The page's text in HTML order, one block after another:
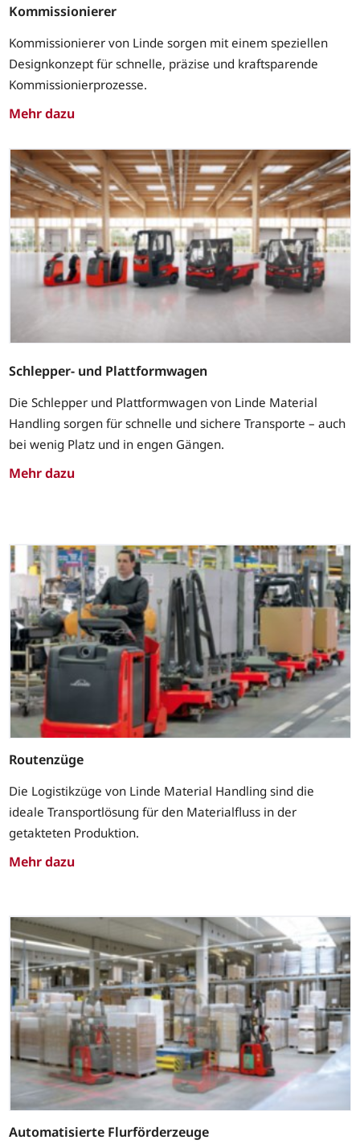
Kommissionierer
Kommissionierer von Linde sorgen mit einem speziellen
Designkonzept für schnelle, präzise und kraftsparende
Kommissionierprozesse.
Mehr dazu
Schlepper- und Plattformwagen
Die Schlepper und Plattformwagen von Linde Material
Handling sorgen für schnelle und sichere Transporte – auch
bei wenig Platz und in engen Gängen.
Mehr dazu
Routenzüge
Die Logistikzüge von Linde Material Handling sind die
ideale Transportlösung für den Materialfluss in der
getakteten Produktion.
Mehr dazu
Automatisierte Flurförderzeuge